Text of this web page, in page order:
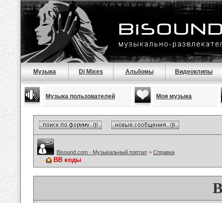
Музыка Dj Mixes Альбомы Видеоклипы
Музыка пользователей Моя музыка
Bisound.com - Музыкальный портал > Справка
BB коды